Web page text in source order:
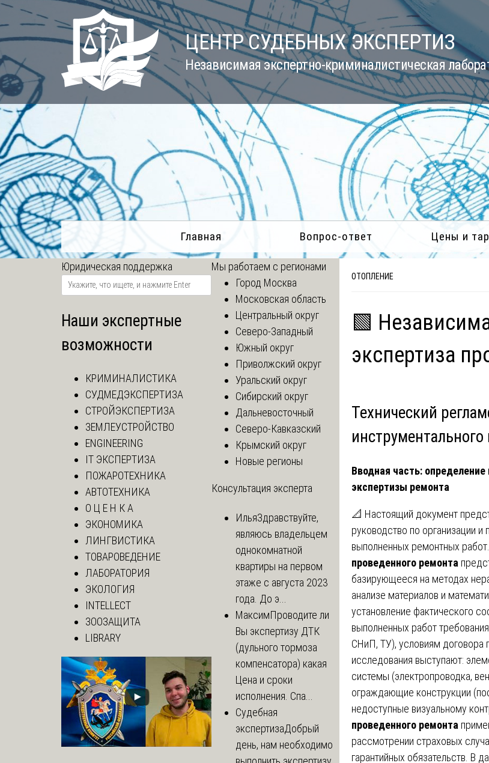
Skip
to
content
ЦЕНТР СУДЕБНЫХ ЭКСПЕРТИЗ
Независимая экспертно-криминалистическая
Главная Вопрос-ответ Цены и
ОТОПЛЕНИЕ
🟩
экспертиза
Технический
инструментального
Вводная часть:
экспертизы ремонта
📐 Настоящий документ
руководство по организации
выполненных ремонтных работ.
проведенного ремонта
базирующееся на методах
анализе материалов и
установление фактического
выполненных работ
СНиП, ТУ), условиям договора
исследования выступают:
системы (электропроводка,
ограждающие конструкции
недоступные визуальному
проведенного ремонта
рассмотрении страховых
гарантийных обязательств. В
Юридическая поддержка
Наши экспертные
возможности
КРИМИНАЛИСТИКА
СУДМЕДЭКСПЕРТИЗА
СТРОЙЭКСПЕРТИЗА
ЗЕМЛЕУСТРОЙСТВО
ENGINEERING
IT ЭКСПЕРТИЗА
ПОЖАРОТЕХНИКА
АВТОТЕХНИКА
О Ц Е Н К А
ЭКОНОМИКА
ЛИНГВИСТИКА
ТОВАРОВЕДЕНИЕ
ЛАБОРАТОРИЯ
ЭКОЛОГИЯ
INTELLECT
ЗООЗАЩИТА
LIBRARY
Мы работаем с регионами
Город Москва
Московская область
Центральный округ
Северо-Западный
Южный округ
Приволжский округ
Уральский округ
Сибирский округ
Дальневосточный
Северо-Кавказский
Крымский округ
Новые регионы
Консультация эксперта
ИльяЗдравствуйте,
являюсь владельцем
однокомнатной
квартиры на первом
этаже с августа 2023
года. До э...
МаксимПроводите ли
Вы экспертизу ДТК
(дульного тормоза
компенсатора) какая
Цена и сроки
исполнения. Спа...
Судебная
экспертизаДобрый
день, нам необходимо